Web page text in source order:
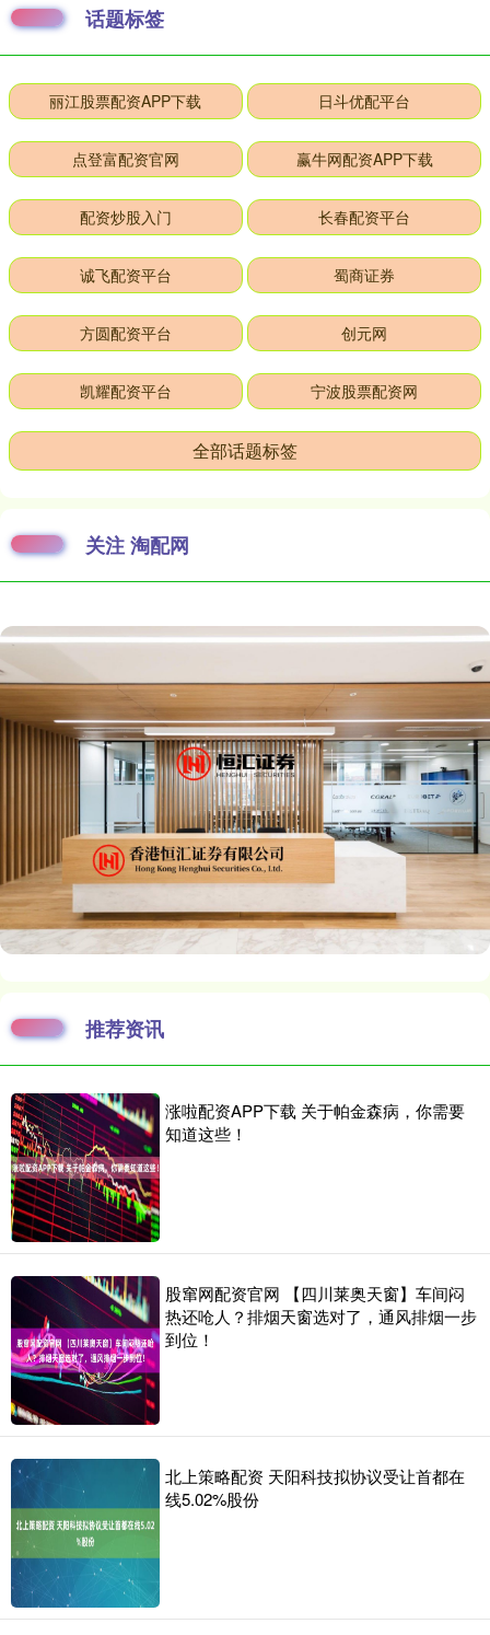
话题标签
丽江股票配资APP下载 日斗优配平台
点登富配资官网 赢牛网配资APP下载
配资炒股入门 长春配资平台
诚飞配资平台 蜀商证券
方圆配资平台 创元网
凯耀配资平台 宁波股票配资网
全部话题标签
关注 淘配网
推荐资讯
涨啦配资APP下载 关于帕金森病，你需要
知道这些！
股窜网配资官网 【四川莱奥天窗】车间闷
热还呛人？排烟天窗选对了，通风排烟一步
到位！
北上策略配资 天阳科技拟协议受让首都在
线5.02%股份